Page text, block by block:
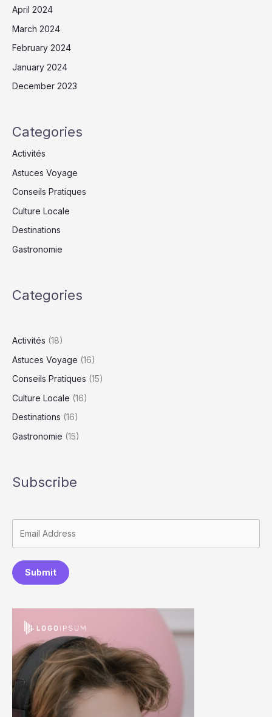
April 2024
March 2024
February 2024
January 2024
December 2023
Categories
Activités
Astuces Voyage
Conseils Pratiques
Culture Locale
Destinations
Gastronomie
Categories
Activités (18)
Astuces Voyage (16)
Conseils Pratiques (15)
Culture Locale (16)
Destinations (16)
Gastronomie (15)
Subscribe
Submit